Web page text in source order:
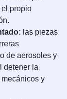
propio
las piezas
de aerosoles y
detener la
y